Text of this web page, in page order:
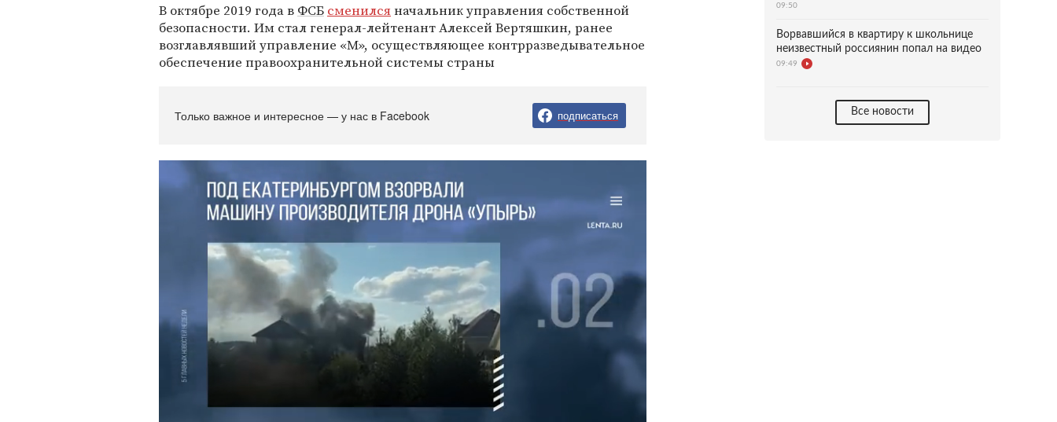
В октябре 2019 года в ФСБ сменилсяначальник управления собственной
безопасности. Им стал генерал-лейтенант Алексей Вертяшкин, ранее
возглавлявший управление «М», осуществляющее контрразведывательное
обеспечение правоохранительной системы страны
Только важное и интересное — у нас в Facebook подписаться
09:50
Ворвавшийся в квартиру к школьнице
неизвестный россиянин попал на видео
09:49
Все новости